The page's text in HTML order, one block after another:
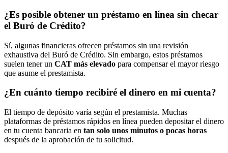
¿Es posible obtener un préstamo en línea sin checar
el Buró de Crédito?
Sí, algunas financieras ofrecen préstamos sin una revisión
exhaustiva del Buró de Crédito. Sin embargo, estos préstamos
suelen tener un CAT más elevado para compensar el mayor riesgo
que asume el prestamista.
¿En cuánto tiempo recibiré el dinero en mi cuenta?
El tiempo de depósito varía según el prestamista. Muchas
plataformas de préstamos rápidos en línea pueden depositar el dinero
en tu cuenta bancaria en tan solo unos minutos o pocas horas
después de la aprobación de tu solicitud.